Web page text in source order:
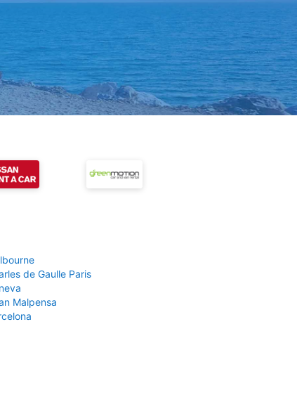
de Gaulle Paris
Malpensa